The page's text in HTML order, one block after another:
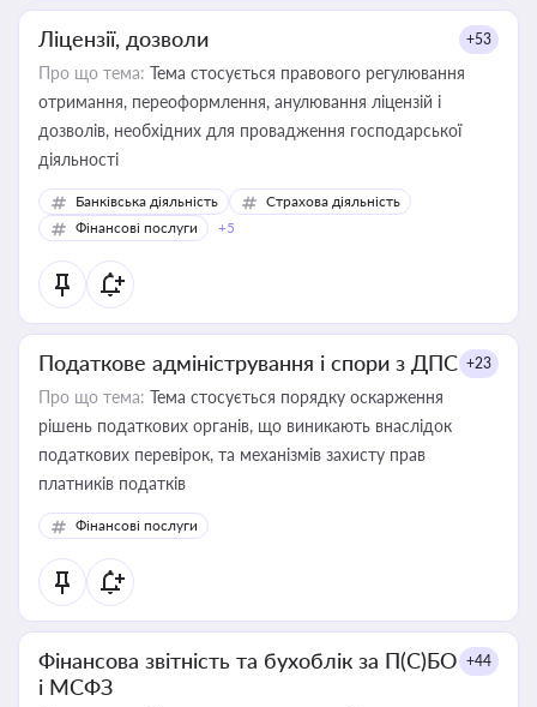
Ліцензії, дозволи +53
Про що тема: Тема стосується правового регулювання
отримання, переоформлення, анулювання ліцензій і
дозволів, необхідних для провадження господарської
діяльності
Банківська діяльність
Страхова діяльність
Фінансові послуги
+5
Податкове адміністрування і спори з ДПС +23
Про що тема: Тема стосується порядку оскарження
рішень податкових органів, що виникають внаслідок
податкових перевірок, та механізмів захисту прав
платників податків
Фінансові послуги
Фінансова звітність та бухоблік за П(С)БО
і МСФЗ
+44